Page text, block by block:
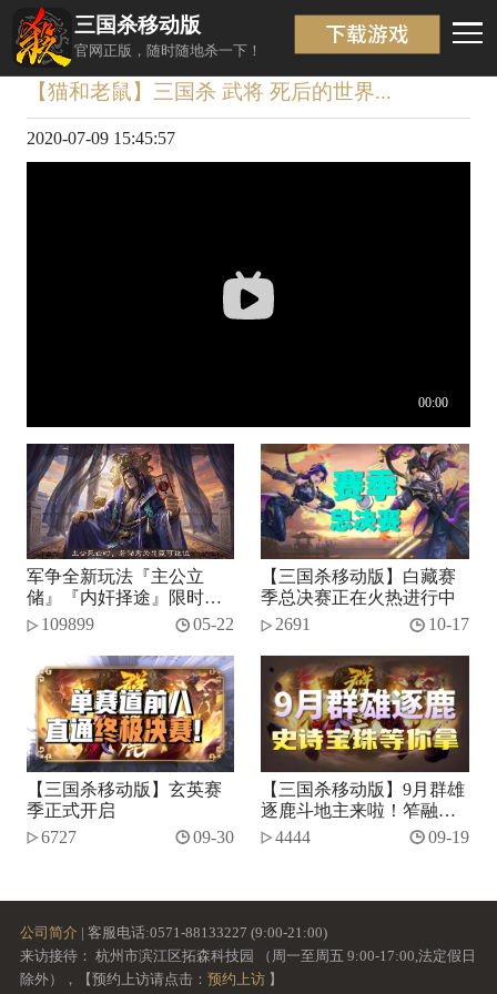
三国杀移动版
官网正版，随时随地杀一下！
返回
【猫和老鼠】三国杀 武将 死后的世界...
2020-07-09 15:45:57
军争全新玩法『主公立
储』『内奸择途』限时开
启！109899 05-22
【三国杀移动版】白藏赛
季总决赛正在火热进行中
2691
10-17
【三国杀移动版】玄英赛
季正式开启
6727
09-30
【三国杀移动版】9月群雄
逐鹿斗地主来啦！笮融、
势张燕加入将池~
4444 09-19
公司简介 | 客服电话:0571-88133227 (9:00-21:00)
来访接待： 杭州市滨江区拓森科技园 （周一至周五 9:00-17:00,法定假日
除外），【预约上访请点击： 预约上访】